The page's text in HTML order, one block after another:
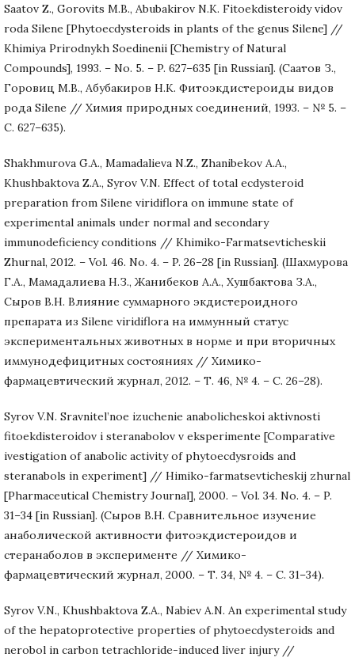
Saatov Z., Gorovits M.B., Abubakirov N.K. Fitoekdisteroidy vidov
roda Silene [Phytoecdysteroids in plants of the genus Silene] //
Khimiya Prirodnykh Soedinenii [Chemistry of Natural
Compounds], 1993. – No. 5. – P. 627–635 [in Russian]. (Саатов З.,
Горовиц М.В., Абубакиров Н.К. Фитоэкдистероиды видов
рода Silene // Химия природных соединений, 1993. – № 5. –
С. 627–635).
Shakhmurova G.A., Mamadalieva N.Z., Zhanibekov A.A.,
Khushbaktova Z.A., Syrov V.N. Effect of total ecdysteroid
preparation from Silene viridiflora on immune state of
experimental animals under normal and secondary
immunodeficiency conditions // Khimiko-Farmatsevticheskii
Zhurnal, 2012. – Vol. 46. No. 4. – P. 26–28 [in Russian]. (Шахмурова
Г.А., Мамадалиева Н.З., Жанибеков А.А., Хушбактова З.А.,
Сыров В.Н. Влияние суммарного экдистероидного
препарата из Silene viridiflora на иммунный статус
экспериментальных животных в норме и при вторичных
иммунодефицитных состояниях // Химико-
фармацевтический журнал, 2012. – Т. 46, № 4. – С. 26–28).
Syrov V.N. Sravnitel’noe izuchenie anabolicheskoi aktivnosti
fitoekdisteroidov i steranabolov v eksperimente [Comparative
ivestigation of anabolic activity of phytoecdysroids and
steranabols in experiment] // Himiko-farmatsevticheskij zhurnal
[Pharmaceutical Chemistry Journal], 2000. – Vol. 34. No. 4. – P.
31–34 [in Russian]. (Сыров В.Н. Сравнительное изучение
анаболической активности фитоэкдистероидов и
стеранаболов в эксперименте // Химико-
фармацевтический журнал, 2000. – Т. 34, № 4. – С. 31–34).
Syrov V.N., Khushbaktova Z.A., Nabiev A.N. An experimental study
of the hepatoprotective properties of phytoecdysteroids and
nerobol in carbon tetrachloride-induced liver injury //